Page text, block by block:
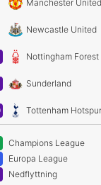
Manchester United
Newcastle United
Nottingham Forest
Sunderland
Tottenham Hotspur
Champions League
Europa League
Nedflyttning